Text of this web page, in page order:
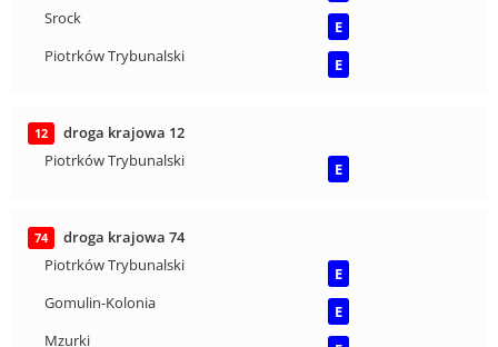
Srock
E
Piotrków Trybunalski
E
12
droga krajowa 12
Piotrków Trybunalski
E
74
droga krajowa 74
Piotrków Trybunalski
E
Gomulin-Kolonia
E
Mzurki